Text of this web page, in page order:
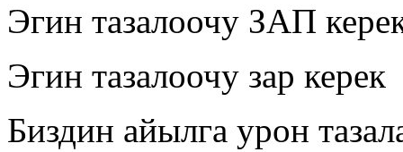
Эгин тазалоочу ЗАП
Эгин тазалоочу зар керек
Биздин айылга урон